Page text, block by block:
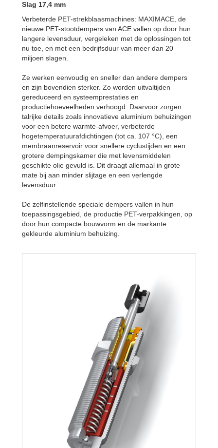
Slag 17,4 mm
Verbeterde PET-strekblaasmachines: MAXIMACE, de
nieuwe PET-stootdempers van ACE vallen op door hun
langere levensduur, vergeleken met de oplossingen tot
nu toe, en met een bedrijfsduur van meer dan 20
miljoen slagen.
Ze werken eenvoudig en sneller dan andere dempers
en zijn bovendien sterker. Zo worden uitvaltijden
gereduceerd en systeemprestaties en
productiehoeveelheden verhoogd. Daarvoor zorgen
talrijke details zoals innovatieve aluminium behuizingen
voor een betere warmte-afvoer, verbeterde
hogetemperatuurafdichtingen (tot ca. 107 °C), een
membraanreservoir voor snellere cyclustijden en een
grotere dempingskamer die met levensmiddelen
geschikte olie gevuld is. Dit draagt allemaal in grote
mate bij aan minder slijtage en een verlengde
levensduur.
De zelfinstellende speciale dempers vallen in hun
toepassingsgebied, de productie PET-verpakkingen, op
door hun compacte bouwvorm en de markante
gekleurde aluminium behuizing.